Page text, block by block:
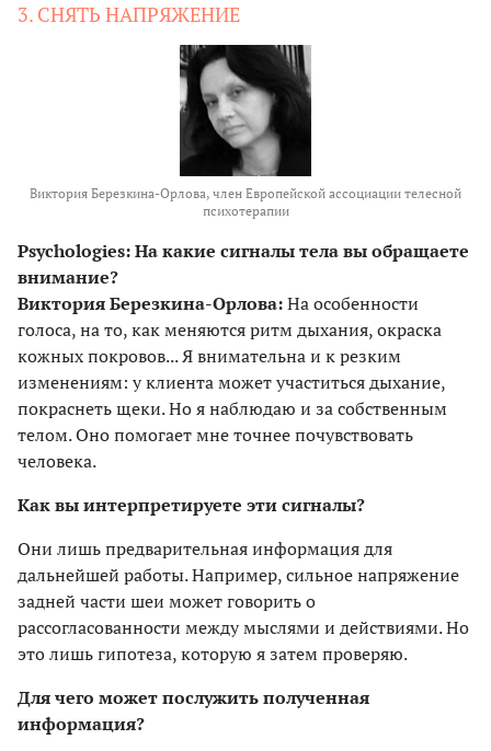
3. СНЯТЬ НАПРЯЖЕНИЕ
Виктория Березкина-Орлова, член Европейской ассоциации телесной
психотерапии
Psychologies: На какие сигналы тела вы обращаете
внимание?
Виктория Березкина-Орлова:На особенности
голоса, на то, как меняются ритм дыхания, окраска
кожных покровов... Я внимательна и к резким
изменениям: у клиента может участиться дыхание,
покраснеть щеки. Но я наблюдаю и за собственным
телом. Оно помогает мне точнее почувствовать
человека.
Как вы интерпретируете эти сигналы?
Они лишь предварительная информация для
дальнейшей работы. Например, сильное напряжение
задней части шеи может говорить о
рассогласованности между мыслями и действиями. Но
это лишь гипотеза, которую я затем проверяю.
Для чего может послужить полученная
информация?